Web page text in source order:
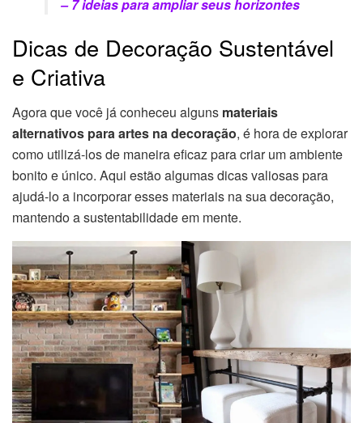
– 7 ideias para ampliar seus horizontes
Dicas de Decoração Sustentável
e Criativa
Agora que você já conheceu alguns materiais
alternativos para artes na decoração, é hora de explorar
como utilizá-los de maneira eficaz para criar um ambiente
bonito e único. Aqui estão algumas dicas valiosas para
ajudá-lo a incorporar esses materiais na sua decoração,
mantendo a sustentabilidade em mente.